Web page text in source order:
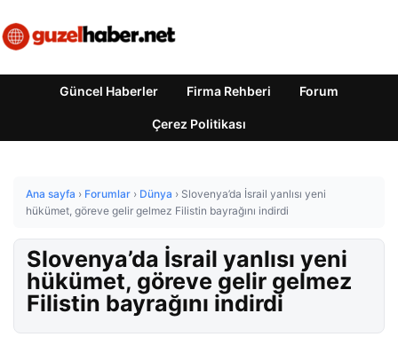
Güncel Haberler Firma Rehberi Forum
Çerez Politikası
Ana sayfa › Forumlar › Dünya › Slovenya’da İsrail yanlısı yeni
hükümet, göreve gelir gelmez Filistin bayrağını indirdi
Slovenya’da İsrail yanlısı yeni
hükümet, göreve gelir gelmez
Filistin bayrağını indirdi